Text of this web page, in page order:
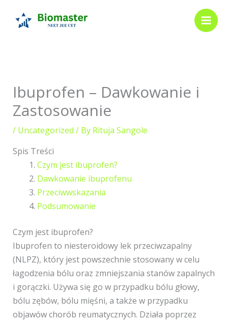
Ibuprofen – Dawkowanie i
Zastosowanie
/ Uncategorized / By Rituja Sangole
Spis Treści
Czym jest ibuprofen?
Dawkowanie ibuprofenu
Przeciwwskazania
Podsumowanie
Czym jest ibuprofen?
Ibuprofen to niesteroidowy lek przeciwzapalny
(NLPZ), który jest powszechnie stosowany w celu
łagodzenia bólu oraz zmniejszania stanów zapalnych
i gorączki. Używa się go w przypadku bólu głowy,
bólu zębów, bólu mięśni, a także w przypadku
objawów chorób reumatycznych. Działa poprzez